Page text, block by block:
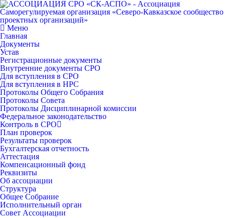
Меню
Главная
Документы
Устав
Регистрационные документы
Внутренние документы СРО
Для вступления в СРО
Для вступления в НРС
Протоколы Общего Собрания
Протоколы Совета
Протоколы Дисциплинарной комиссии
Федеральное законодательство
Контроль в СРО
План проверок
Результаты проверок
Бухгалтерская отчетность
Аттестация
Компенсационный фонд
Реквизиты
Об ассоциации
Структура
Общее Собрание
Исполнительный орган
Совет Ассоциации